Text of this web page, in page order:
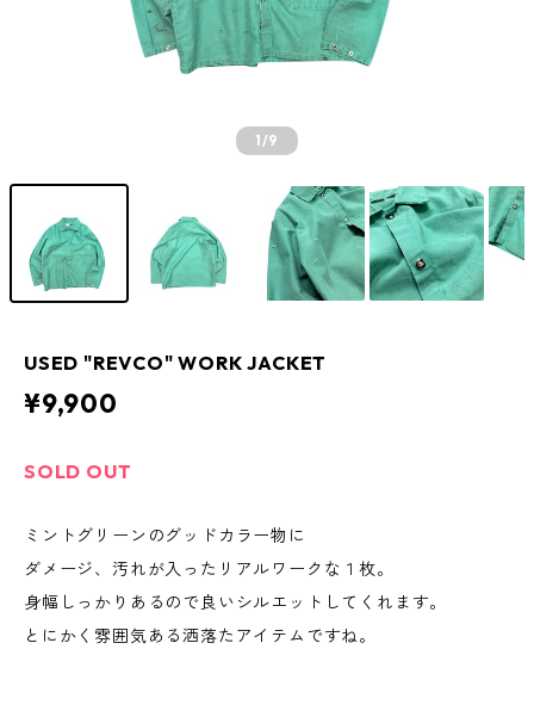
1/9
USED "REVCO" WORK JACKET
¥9,900
SOLD OUT
ミントグリーンのグッドカラー物に
ダメージ、汚れが入ったリアルワークな１枚。
身幅しっかりあるので良いシルエットしてくれます。
とにかく雰囲気ある洒落たアイテムですね。